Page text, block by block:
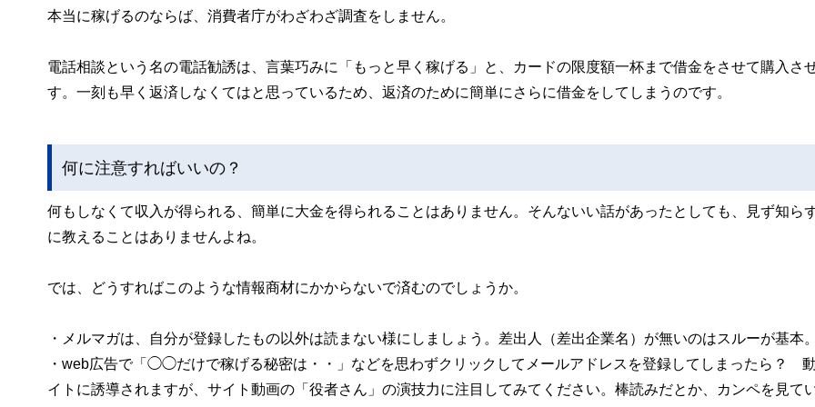
本当に稼げるのならば、消費者庁がわざわざ調査をしません。
電話相談という名の電話勧誘は、言葉巧みに「もっと早く稼げる」と、カードの限度額一杯まで借金をさせて購入さ
す。一刻も早く返済しなくてはと思っているため、返済のために簡単にさらに借金をしてしまうのです。
何に注意すればいいの？
何もしなくて収入が得られる、簡単に大金を得られることはありません。そんないい話があったとしても、見ず知ら
に教えることはありませんよね。
では、どうすればこのような情報商材にかからないで済むのでしょうか。
・メルマガは、自分が登録したもの以外は読まない様にしましょう。差出人（差出企業名）が無いのはスルーが基本。
・web広告で「◯◯だけで稼げる秘密は・・」などを思わずクリックしてメールアドレスを登録してしまったら？
イトに誘導されますが、サイト動画の「役者さん」の演技力に注目してみてください。棒読みだとか、カンペを見て